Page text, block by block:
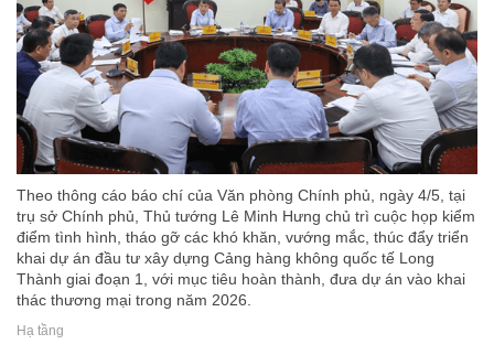
Theo thông cáo báo chí của Văn phòng Chính phủ, ngày 4/5, tại
trụ sở Chính phủ, Thủ tướng Lê Minh Hưng chủ trì cuộc họp kiểm
điểm tình hình, tháo gỡ các khó khăn, vướng mắc, thúc đẩy triển
khai dự án đầu tư xây dựng Cảng hàng không quốc tế Long
Thành giai đoạn 1, với mục tiêu hoàn thành, đưa dự án vào khai
thác thương mại trong năm 2026.
Hạ tầng